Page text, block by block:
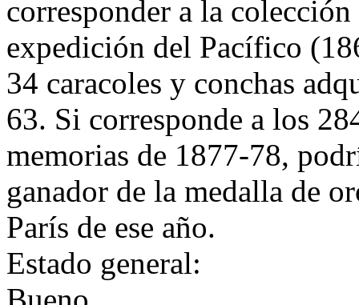
corresponder a la
expedición del Pacífico
34 caracoles y conchas
63. Si corresponde a los
memorias de 1877-78,
ganador de la medalla de
París de ese año.
Estado general: